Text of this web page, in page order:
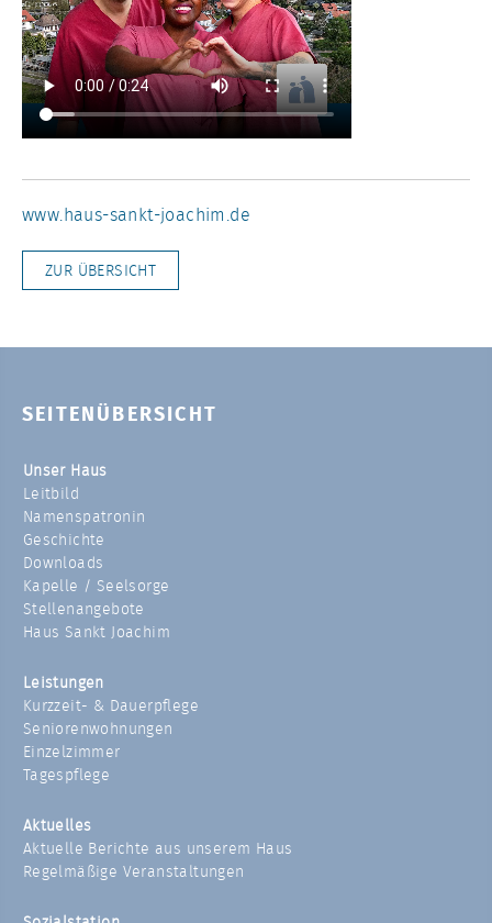
www.haus-sankt-joachim.de
ZUR ÜBERSICHT
SEITENÜBERSICHT
Unser Haus
Leitbild
Namenspatronin
Geschichte
Downloads
Kapelle / Seelsorge
Stellenangebote
Haus Sankt Joachim
Leistungen
Kurzzeit- & Dauerpflege
Seniorenwohnungen
Einzelzimmer
Tagespflege
Aktuelles
Aktuelle Berichte aus unserem Haus
Regelmäßige Veranstaltungen